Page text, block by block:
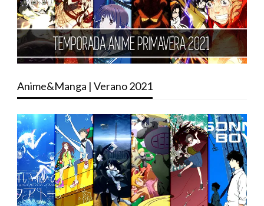
Anime&Manga | Verano 2021